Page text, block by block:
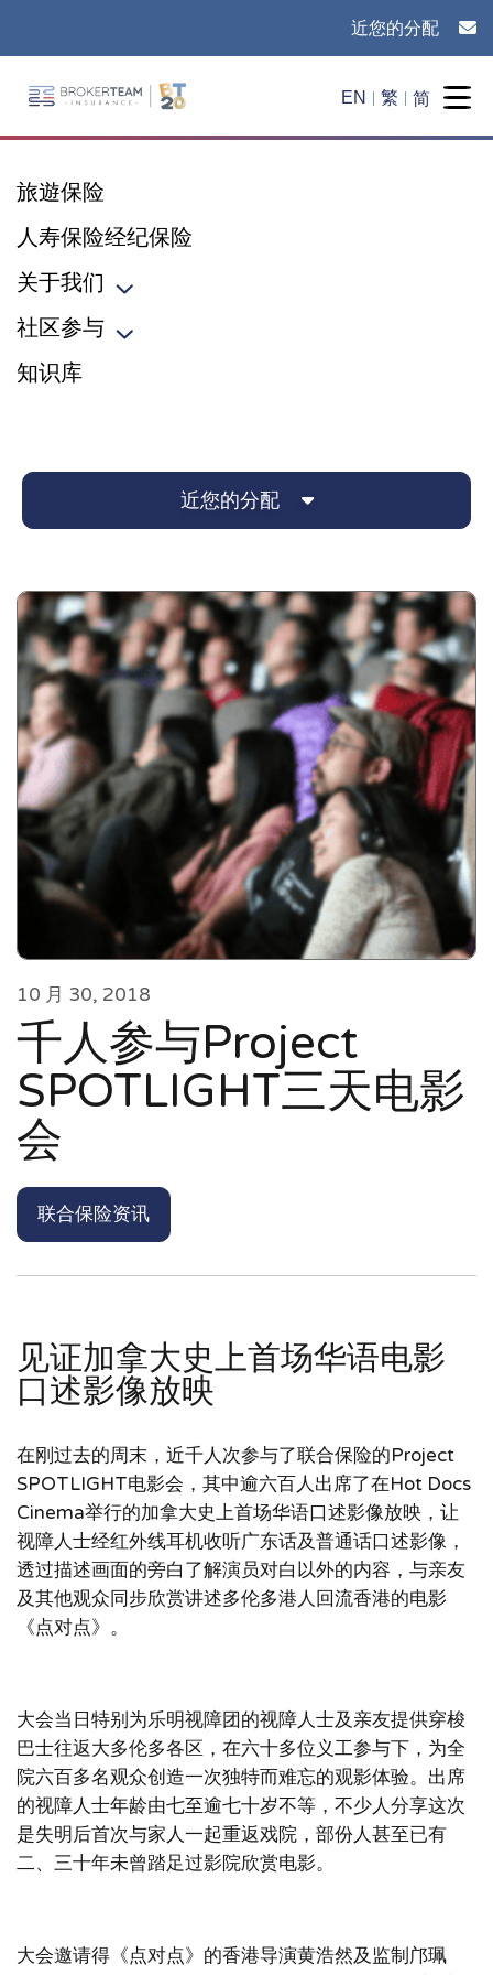
近您的分配
Main Site Logo - Go to the home page EN 繁 简
旅遊保险
人寿保险经纪保险
关于我们
社区参与
知识库
近您的分配
10 月 30, 2018
千人参与Project
SPOTLIGHT三天电影
会
联合保险资讯
见证加拿大史上首场华语电影
口述影像放映
在刚过去的周末，近千人次参与了联合保险的Project
SPOTLIGHT电影会，其中逾六百人出席了在Hot Docs
Cinema举行的加拿大史上首场华语口述影像放映，让
视障人士经红外线耳机收听广东话及普通话口述影像，
透过描述画面的旁白了解演员对白以外的内容，与亲友
及其他观众同步欣赏讲述多伦多港人回流香港的电影
《点对点》。
大会当日特别为乐明视障团的视障人士及亲友提供穿梭
巴士往返大多伦多各区，在六十多位义工参与下，为全
院六百多名观众创造一次独特而难忘的观影体验。出席
的视障人士年龄由七至逾七十岁不等，不少人分享这次
是失明后首次与家人一起重返戏院，部份人甚至已有
二、三十年未曾踏足过影院欣赏电影。
大会邀请得《点对点》的香港导演黄浩然及监制邝珮